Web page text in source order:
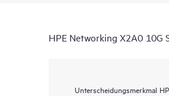
HPE Networking X2A0 10G
Unterscheidungsmerkmal